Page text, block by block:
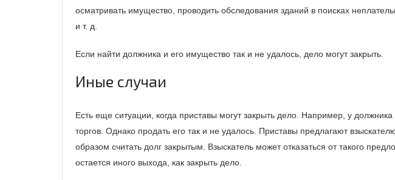
осматривать имущество, проводить обследования зданий в поисках
и т. д.
Если найти должника и его имущество так и не удалось, дело могут закрыть.
Иные случаи
Есть еще ситуации, когда приставы могут закрыть дело. Например, у
торгов. Однако продать его так и не удалось. Приставы предлагают
образом считать долг закрытым. Взыскатель может отказаться от такого
остается иного выхода, как закрыть дело.